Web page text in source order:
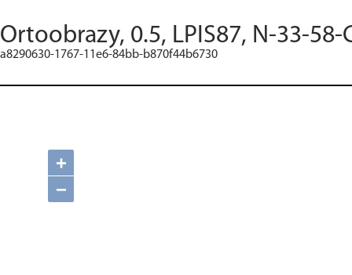
Ortoobrazy, 0.5, LPIS87, N-33-58-
a8290630-1767-11e6-84bb-b870f44b6730
+
−